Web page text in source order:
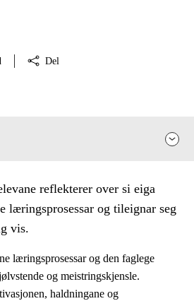
Del
reflekterer over si eiga
læringsprosessar og tileignar seg
vis.
læringsprosessar og den faglege
og meistringskjensle.
haldningane og